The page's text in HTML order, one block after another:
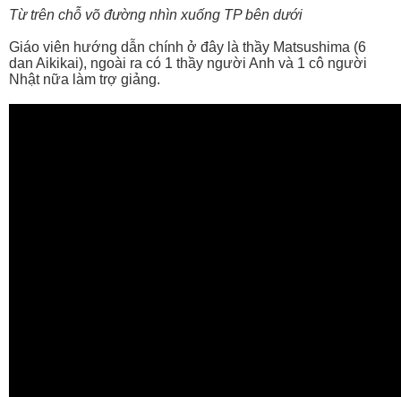
Từ trên chỗ võ đường nhìn xuống TP bên dưới
Giáo viên hướng dẫn chính ở đây là thầy Matsushima (6
dan Aikikai), ngoài ra có 1 thầy người Anh và 1 cô người
Nhật nữa làm trợ giảng.